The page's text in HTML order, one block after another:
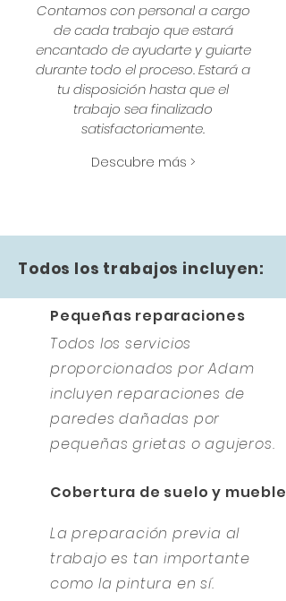
Contamos con personal a cargo
de cada trabajo que estará
encantado de ayudarte y guiarte
durante todo el proceso. Estará a
tu disposición hasta que el
trabajo sea finalizado
satisfactoriamente.
Descubre más >
Todos los trabajos incluyen:
Pequeñas reparaciones
Todos los servicios
proporcionados por Adam
incluyen reparaciones de
paredes dañadas por
pequeñas grietas o agujeros.
Cobertura de suelo y muebles
La preparación previa al
trabajo es tan importante
como la pintura en sí.